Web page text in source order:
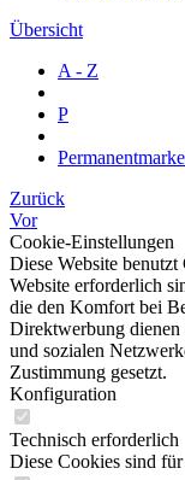
Übersicht
A - Z
P
Zurück
Vor
Cookie-Einstellungen
Diese Website
Website erforderlich
die den Komfort bei
Direktwerbung dienen
und sozialen
Zustimmung gesetzt.
Konfiguration
Technisch erforderlich
Diese Cookies sind